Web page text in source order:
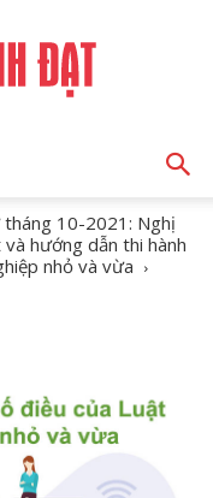
tháng 10-2021: Nghị
hướng dẫn thi hành
nhỏ và vừa